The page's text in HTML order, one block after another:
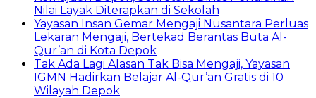
Nilai Layak Diterapkan di Sekolah
Yayasan Insan Gemar Mengaji Nusantara Perluas
Lekaran Mengaji, Bertekad Berantas Buta Al-
Qur’an di Kota Depok
Tak Ada Lagi Alasan Tak Bisa Mengaji, Yayasan
IGMN Hadirkan Belajar Al-Qur’an Gratis di 10
Wilayah Depok